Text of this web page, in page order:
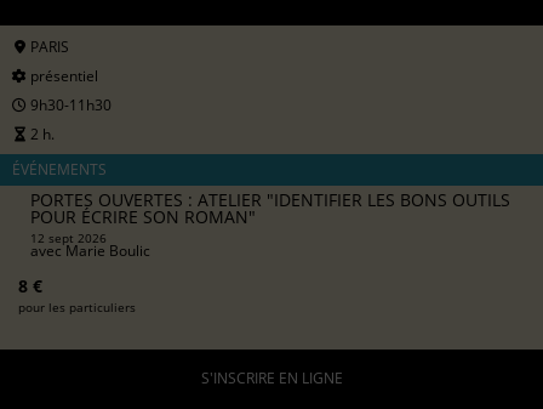
PARIS
présentiel
9h30-11h30
2 h.
ÉVÉNEMENTS
PORTES OUVERTES : ATELIER "IDENTIFIER LES BONS OUTILS
POUR ÉCRIRE SON ROMAN"
12 sept 2026
avecMarie Boulic
8 €
pour les particuliers
S'INSCRIRE EN LIGNE